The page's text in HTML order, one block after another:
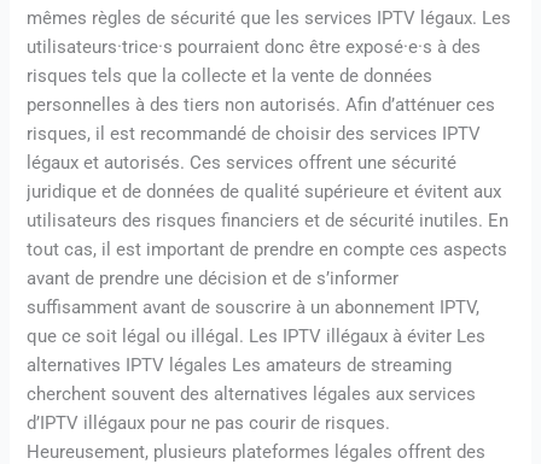
mêmes règles de sécurité que les services IPTV légaux. Les
utilisateurs·trice·s pourraient donc être exposé·e·s à des
risques tels que la collecte et la vente de données
personnelles à des tiers non autorisés. Afin d’atténuer ces
risques, il est recommandé de choisir des services IPTV
légaux et autorisés. Ces services offrent une sécurité
juridique et de données de qualité supérieure et évitent aux
utilisateurs des risques financiers et de sécurité inutiles. En
tout cas, il est important de prendre en compte ces aspects
avant de prendre une décision et de s’informer
suffisamment avant de souscrire à un abonnement IPTV,
que ce soit légal ou illégal. Les IPTV illégaux à éviter Les
alternatives IPTV légales Les amateurs de streaming
cherchent souvent des alternatives légales aux services
d’IPTV illégaux pour ne pas courir de risques.
Heureusement, plusieurs plateformes légales offrent des